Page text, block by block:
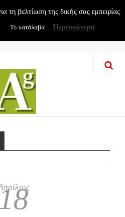
τη βελτίωση της δικής σας εμπειρίας
Το κατάλαβα Περισσότερα